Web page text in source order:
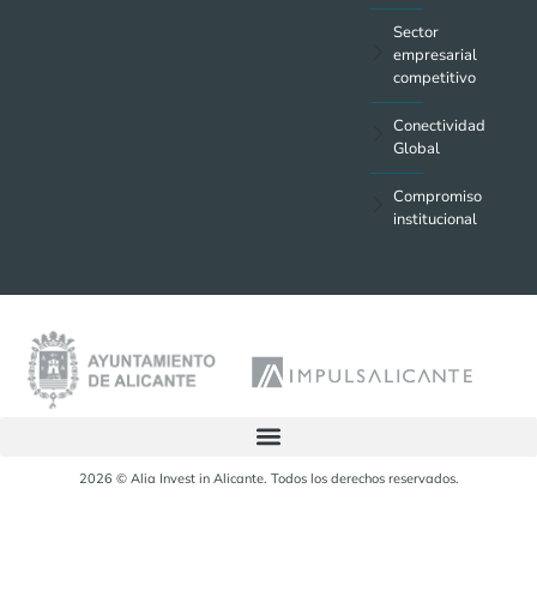
Sector
empresarial
competitivo
Conectividad
Global
Compromiso
institucional
2026 © Alia Invest in Alicante. Todos los derechos reservados.